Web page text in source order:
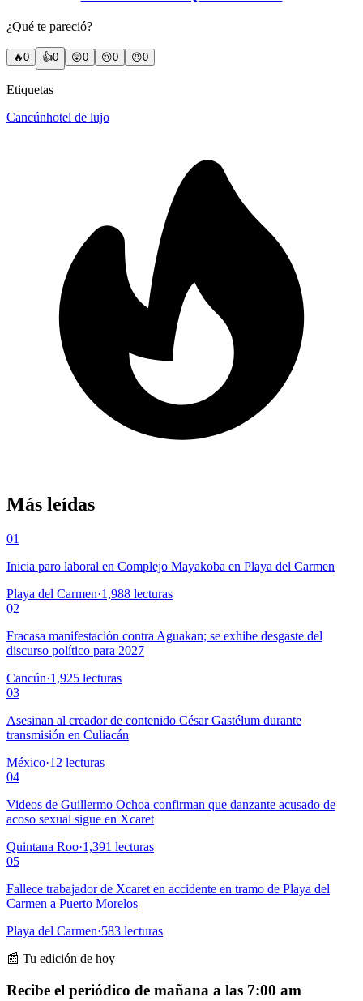
¿Qué te pareció?
🔥0 👍0 😲0 😢0 😠0
Etiquetas
Cancúnhotel de lujo
Más leídas
01
Inicia paro laboral en Complejo Mayakoba en Playa del Carmen
Playa del Carmen·1,988 lecturas
02
Fracasa manifestación contra Aguakan; se exhibe desgaste del
discurso político para 2027
Cancún·1,925 lecturas
03
Asesinan al creador de contenido César Gastélum durante
transmisión en Culiacán
México·12 lecturas
04
Videos de Guillermo Ochoa confirman que danzante acusado de
acoso sexual sigue en Xcaret
Quintana Roo·1,391 lecturas
05
Fallece trabajador de Xcaret en accidente en tramo de Playa del
Carmen a Puerto Morelos
Playa del Carmen·583 lecturas
📰 Tu edición de hoy
Recibe el periódico de mañana a las 7:00 am